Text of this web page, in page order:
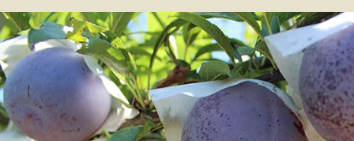
とみやま農園を設立。自分だけにし
を行いたいという思いから、プラム
潟でプラム栽培は大変珍しかったた
べてもらい、まずはプラムを知って